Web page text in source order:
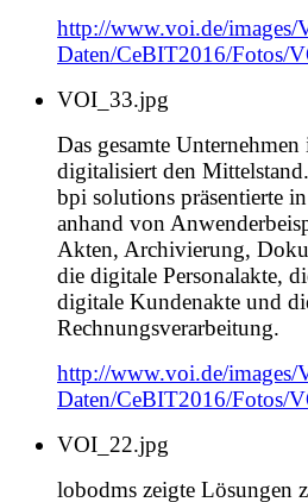
http://www.voi.de/images/
Daten/CeBIT2016/Fotos/
VOI_33.jpg
Das gesamte
digitalisiert den Mittelstand.
bpi solutions präsentierte
anhand von
Akten, Archivierung,
die digitale Personalakte,
digitale Kundenakte und
Rechnungsverarbeitung.
http://www.voi.de/images/
Daten/CeBIT2016/Fotos/
VOI_22.jpg
lobodms zeigte Lösungen